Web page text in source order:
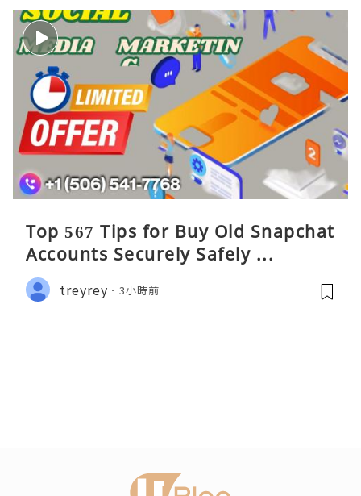
Top 567 Tips for Buy Old Snapchat
Accounts Securely Safely ...
treyrey 3小時前